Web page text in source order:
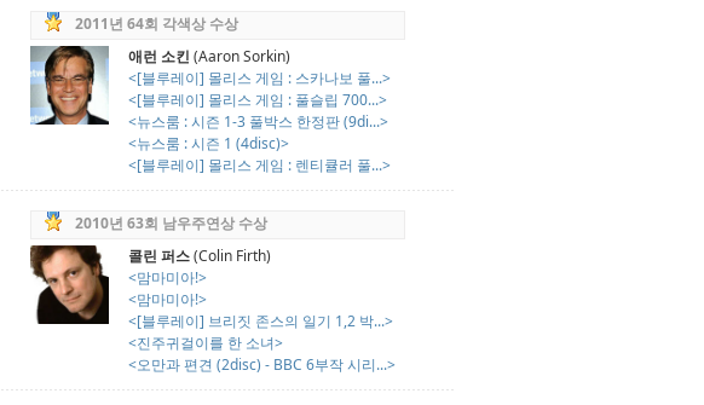
2011년 64회 각색상 수상
애런 소킨 (Aaron Sorkin)
<[블루레이] 몰리스 게임 : 스카나보 풀...>
<[블루레이] 몰리스 게임 : 풀슬립 700...>
<뉴스룸 : 시즌 1-3 풀박스 한정판 (9di...>
<뉴스룸 : 시즌 1 (4disc)>
<[블루레이] 몰리스 게임 : 렌티큘러 풀...>
2010년 63회 남우주연상 수상
콜린 퍼스(Colin Firth)
<맘마미아!>
<맘마미아!>
<[블루레이] 브리짓 존스의 일기 1,2 박...>
<진주귀걸이를 한 소녀>
<오만과 편견 (2disc) - BBC 6부작 시리...>